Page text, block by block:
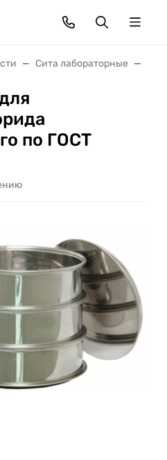
Сита лабораторные
по ГОСТ